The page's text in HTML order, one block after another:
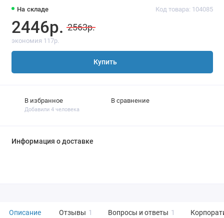
На складе Код товара: 104085
2446р. 2563р.
экономия 117р.
Купить
В избранное
Добавили 4 человека
В сравнение
Информация о доставке
Описание Отзывы 1 Вопросы и ответы 1